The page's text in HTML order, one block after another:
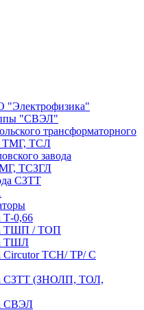
"Электрофизика"
"СВЭЛ"
трансформаторного
ТМГ, ТСЛ
завода
ТСЗГЛ
СЗТТ
Т-0,66
ТШП / ТОП
ТШЛ
Circutor TCH/ TP/ С
СЗТТ (ЗНОЛП, ТОЛ,
СВЭЛ